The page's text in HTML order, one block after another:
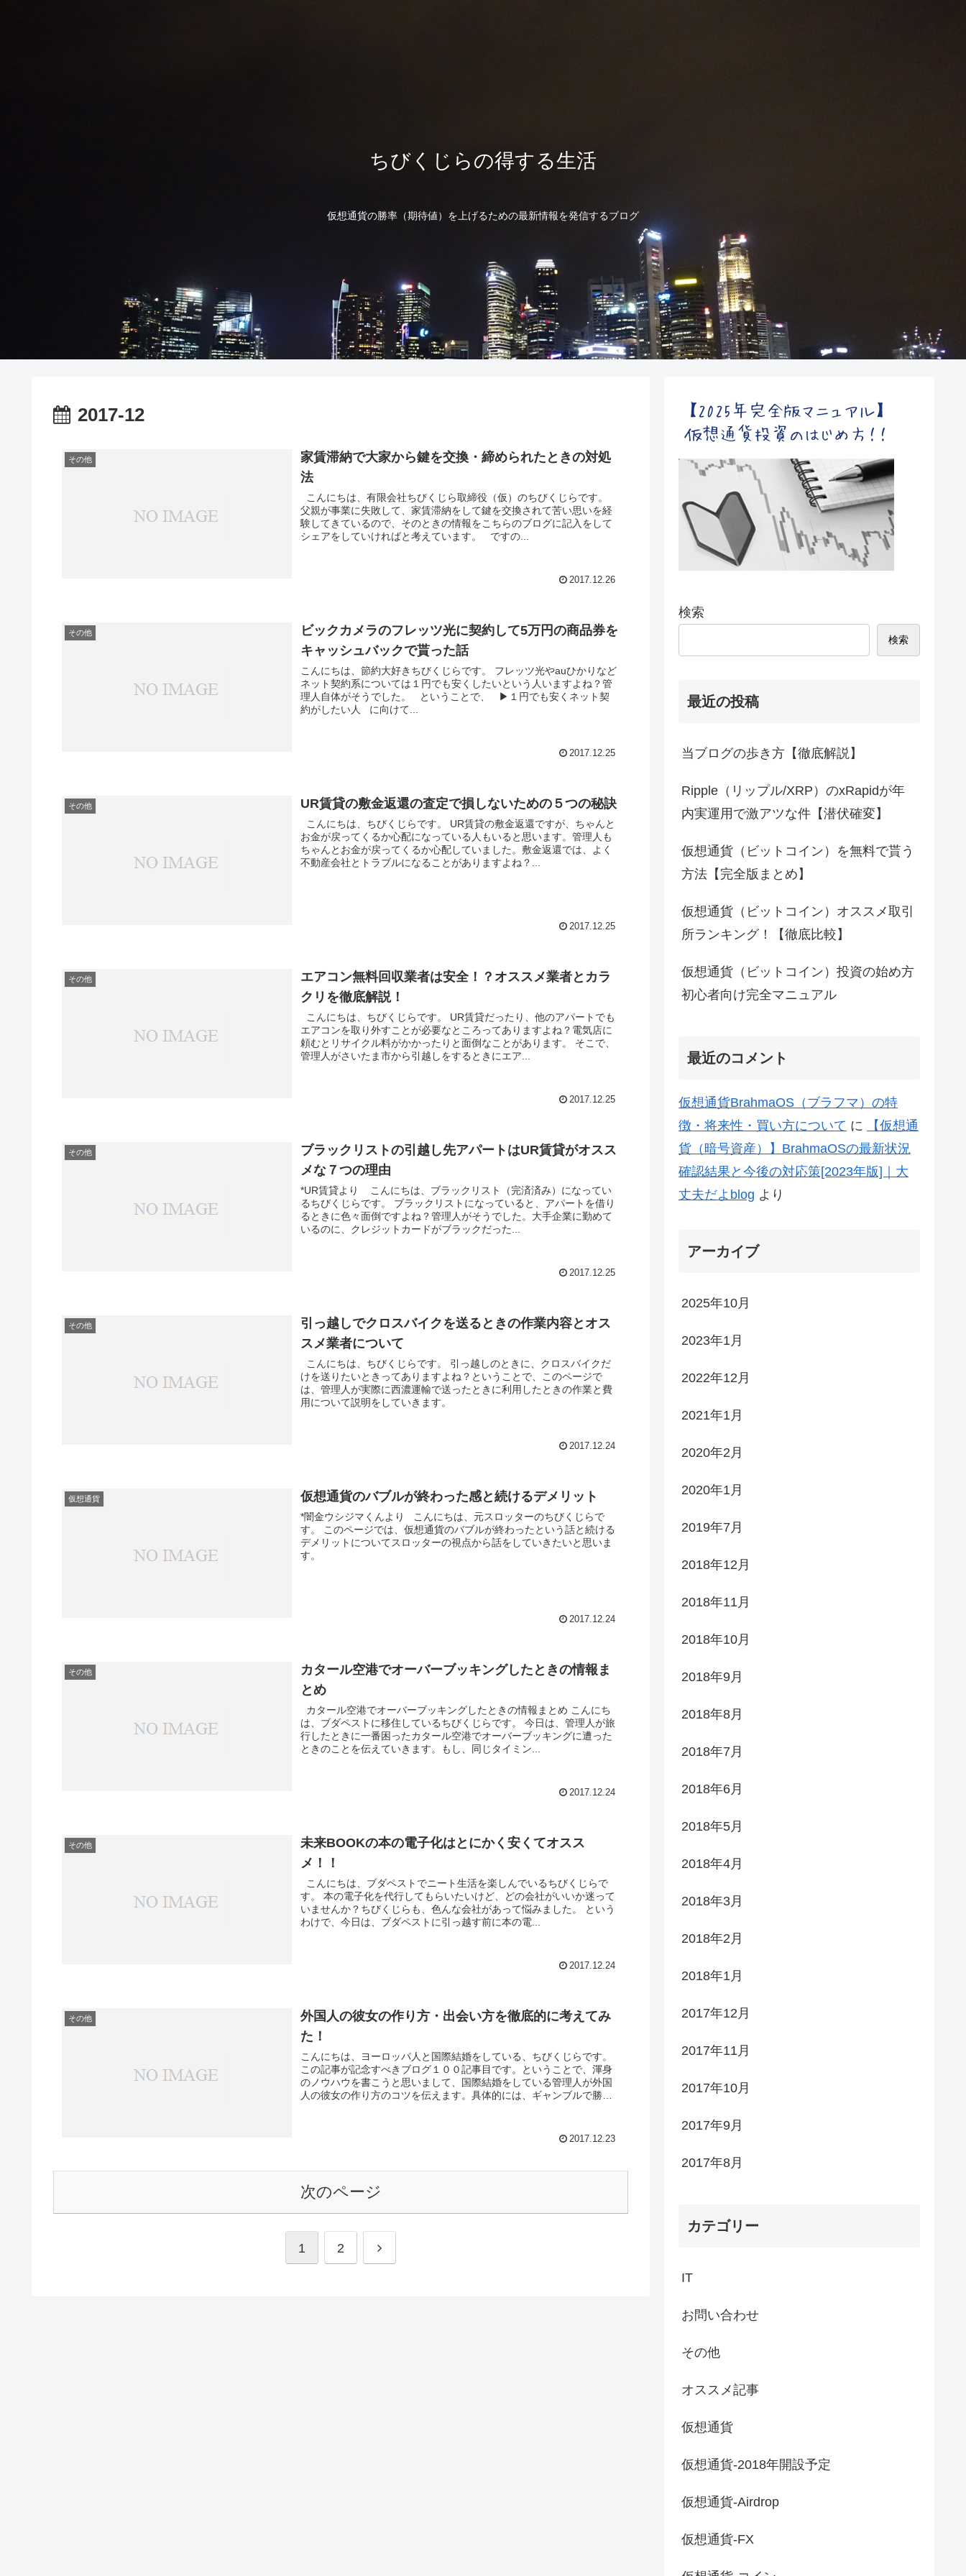
ちびくじらの得する生活
仮想通貨の勝率（期待値）を上げるための最新情報を発信するブログ
2017-12
その他
家賃滞納で大家から鍵を交換・締められたときの対処
法
こんにちは、有限会社ちびくじら取締役（仮）のちびくじらです。
父親が事業に失敗して、家賃滞納をして鍵を交換されて苦い思いを経
験してきているので、そのときの情報をこちらのブログに記入をして
シェアをしていければと考えています。 ですの...
2017.12.26
その他
ビックカメラのフレッツ光に契約して5万円の商品券を
キャッシュバックで貰った話
こんにちは、節約大好きちびくじらです。 フレッツ光やauひかりなど
ネット契約系については１円でも安くしたいという人いますよね？管
理人自体がそうでした。 ということで、 ▶１円でも安くネット契
約がしたい人 に向けて...
2017.12.25
その他 UR賃貸の敷金返還の査定で損しないための５つの秘訣
こんにちは、ちびくじらです。 UR賃貸の敷金返還ですが、ちゃんと
お金が戻ってくるか心配になっている人もいると思います。管理人も
ちゃんとお金が戻ってくるか心配していました。敷金返還では、よく
不動産会社とトラブルになることがありますよね？...
2017.12.25
その他
エアコン無料回収業者は安全！？オススメ業者とカラ
クリを徹底解説！
こんにちは、ちびくじらです。 UR賃貸だったり、他のアパートでも
エアコンを取り外すことが必要なところってありますよね？電気店に
頼むとリサイクル料がかかったりと面倒なことがあります。 そこで、
管理人がさいたま市から引越しをするときにエア...
2017.12.25
その他
ブラックリストの引越し先アパートはUR賃貸がオスス
メな７つの理由
*UR賃貸より こんにちは、ブラックリスト（完済済み）になってい
るちびくじらです。 ブラックリストになっていると、アパートを借り
るときに色々面倒ですよね？管理人がそうでした。大手企業に勤めて
いるのに、クレジットカードがブラックだった...
2017.12.25
その他
引っ越しでクロスバイクを送るときの作業内容とオス
スメ業者について
こんにちは、ちびくじらです。 引っ越しのときに、クロスバイクだ
けを送りたいときってありますよね？ということで、このページで
は、管理人が実際に西濃運輸で送ったときに利用したときの作業と費
用について説明をしていきます。
2017.12.24
仮想通貨 仮想通貨のバブルが終わった感と続けるデメリット
*闇金ウシジマくんより こんにちは、元スロッターのちびくじらで
す。 このページでは、仮想通貨のバブルが終わったという話と続ける
デメリットについてスロッターの視点から話をしていきたいと思いま
す。
2017.12.24
その他
カタール空港でオーバーブッキングしたときの情報ま
とめ
カタール空港でオーバーブッキングしたときの情報まとめ こんにち
は、ブダペストに移住しているちびくじらです。 今日は、管理人が旅
行したときに一番困ったカタール空港でオーバーブッキングに遭った
ときのことを伝えていきます。もし、同じタイミン...
2017.12.24
その他
未来BOOKの本の電子化はとにかく安くてオスス
メ！！
こんにちは、ブダペストでニート生活を楽しんでいるちびくじらで
す。 本の電子化を代行してもらいたいけど、どの会社がいいか迷って
いませんか？ちびくじらも、色んな会社があって悩みました。 という
わけで、今日は、ブダペストに引っ越す前に本の電...
2017.12.24
その他
外国人の彼女の作り方・出会い方を徹底的に考えてみ
た！
こんにちは、ヨーロッパ人と国際結婚をしている、ちびくじらです。
この記事が記念すべきブログ１００記事目です。ということで、渾身
のノウハウを書こうと思いまして、国際結婚をしている管理人が外国
人の彼女の作り方のコツを伝えます。具体的には、ギャンブルで勝つ
ける外国人という市場に絞ったときの戦略と、検証結果について述べ
2017.12.23
次のページ
1 2
検索
検索
最近の投稿
当ブログの歩き方【徹底解説】
Ripple（リップル/XRP）のxRapidが年
内実運用で激アツな件【潜伏確変】
仮想通貨（ビットコイン）を無料で貰う
方法【完全版まとめ】
仮想通貨（ビットコイン）オススメ取引
所ランキング！【徹底比較】
仮想通貨（ビットコイン）投資の始め方
初心者向け完全マニュアル
最近のコメント
仮想通貨BrahmaOS（ブラフマ）の特
徴・将来性・買い方について に
【仮想通
貨（暗号資産）】BrahmaOSの最新状況
確認結果と今後の対応策[2023年版]｜大
丈夫だよblog より
アーカイブ
2025年10月
2023年1月
2022年12月
2021年1月
2020年2月
2020年1月
2019年7月
2018年12月
2018年11月
2018年10月
2018年9月
2018年8月
2018年7月
2018年6月
2018年5月
2018年4月
2018年3月
2018年2月
2018年1月
2017年12月
2017年11月
2017年10月
2017年9月
2017年8月
カテゴリー
IT
お問い合わせ
その他
オススメ記事
仮想通貨
仮想通貨-2018年開設予定
仮想通貨-Airdrop
仮想通貨-FX